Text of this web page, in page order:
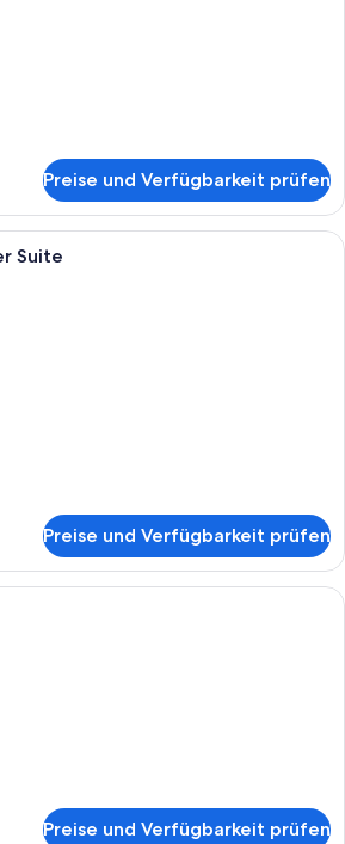
Preise und Verfügbarkeit prüfen
Ein Zimmer mit einem Bett, einem
Suite
Preise und Verfügbarkeit prüfen
Ein Hotelzimmer mit einer Couch,
Preise und Verfügbarkeit prüfen